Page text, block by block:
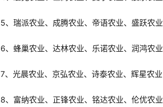
5、瑞派农业、成腾农业、帝语农业、盛跃农业
6、蜂巢农业、达林农业、乐诺农业、润鸿农业
7、光晨农业、京弘农业、诗泰农业、辉星农业
8、富纳农业、正锋农业、铭达农业、伦优农业